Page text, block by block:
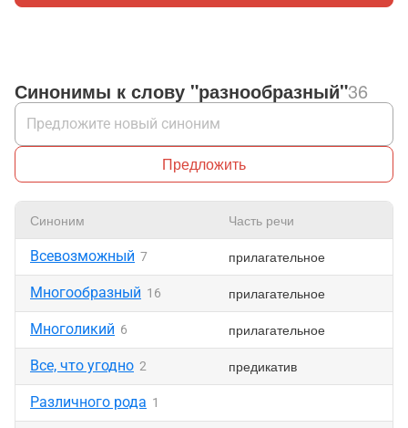
Синонимы к слову "разнообразный"36
Предложить
Синоним Часть речи
Всевозможный 7 прилагательное
Многообразный 16 прилагательное
Многоликий 6 прилагательное
Все, что угодно 2 предикатив
Различного рода 1